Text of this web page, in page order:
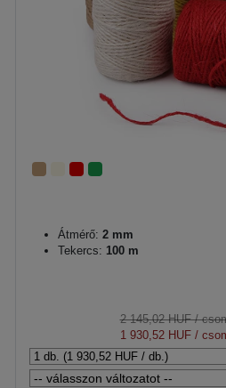
Átmérő: 2 mm
Tekercs: 100 m
2 145,02 HUF/
1 930,52 HUF/